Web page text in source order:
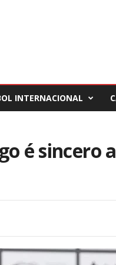
INTERNACIONAL
é sincero